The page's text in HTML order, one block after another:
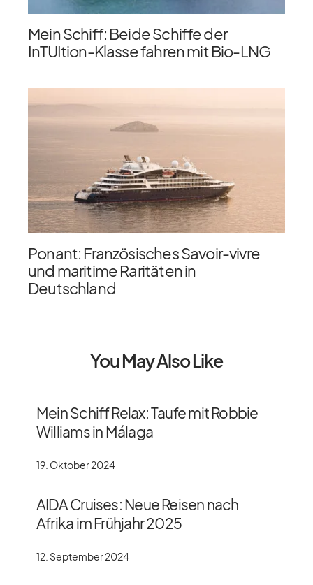
Mein Schiff: Beide Schiffe der
InTUItion-Klasse fahren mit Bio-LNG
Ponant: Französisches Savoir-vivre
und maritime Raritäten in
Deutschland
You May Also Like
Mein Schiff Relax: Taufe mit Robbie
Williams in Málaga
19. Oktober 2024
AIDA Cruises: Neue Reisen nach
Afrika im Frühjahr 2025
12. September 2024